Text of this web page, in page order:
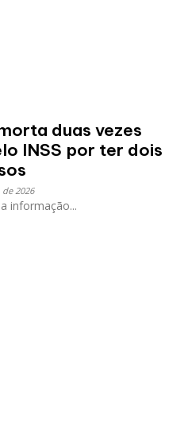
duas vezes
INSS por ter dois
de 2026
informação...